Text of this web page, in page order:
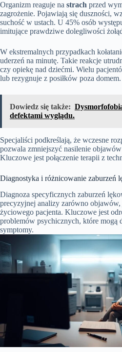
Organizm reaguje na strach przed
zagrożenie. Pojawiają się duszności,
suchość w ustach. U 45% osób
imitujące prawdziwe dolegliwości
W ekstremalnych przypadkach
uderzeń na minutę. Takie reakcje
czy opiekę nad dziećmi. Wielu
lub rezygnuje z posiłków poza domem.
Dowiedz się także:
defektami wyglądu.
Specjaliści podkreślają, że wczesne
pozwala zmniejszyć nasilenie
Kluczowe jest połączenie terapii z
Diagnostyka i różnicowanie zaburzeń
Diagnoza specyficznych zaburzeń
precyzyjnej analizy zarówno
życiowego pacjenta. Kluczowe jest
problemów psychicznych, które mogą
symptomy.